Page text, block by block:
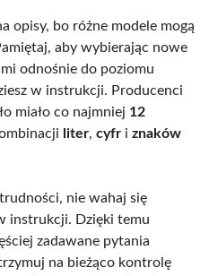
opisy, bo różne modele mogą
aby wybierając nowe
odnośnie do poziomu
w instrukcji. Producenci
miało co najmniej 12
liter, cyfr i znaków
nie wahaj się
instrukcji. Dzięki temu
zadawane pytania
na bieżąco kontrolę